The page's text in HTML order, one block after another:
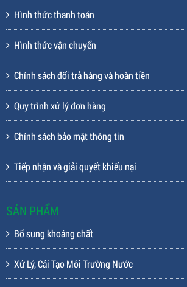
Hình thức thanh toán
Hình thức vận chuyển
Chính sách đổi trả hàng và hoàn tiền
Quy trình xử lý đơn hàng
Chính sách bảo mật thông tin
Tiếp nhận và giải quyết khiếu nại
SẢN PHẨM
Bổ sung khoáng chất
Xử Lý, Cải Tạo Môi Trường Nước